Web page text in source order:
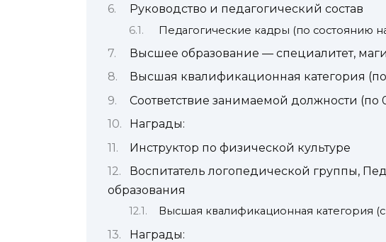
Руководство и педагогический состав
Педагогические кадры (по состоянию
Высшее образование — специалитет,
Высшая квалификационная категория (по
Соответствие занимаемой должности (по
Награды:
Инструктор по физической культуре
Воспитатель логопедической группы,
образования
Высшая квалификационная категория (с
Награды: